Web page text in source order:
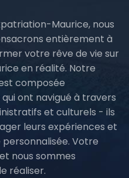
Maurice, nous
entièrement à
votre rêve de vie sur
en réalité. Notre
composée
ont navigué à travers
et culturels - ils
leurs expériences et
Votre
nous sommes
réaliser.